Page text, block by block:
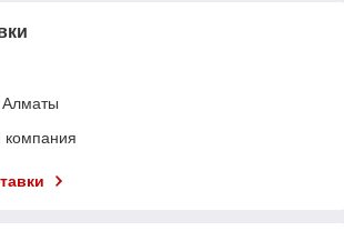
Алматы
компания